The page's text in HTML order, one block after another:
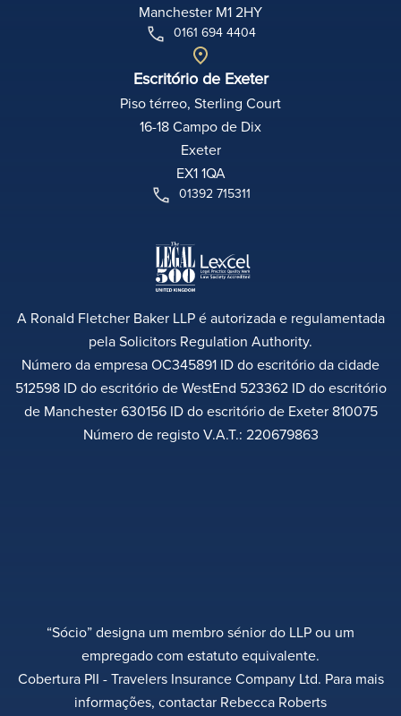
Manchester M1 2HY
0161 694 4404
Escritório de Exeter
Piso térreo, Sterling Court
16-18 Campo de Dix
Exeter
EX1 1QA
01392 715311
A Ronald Fletcher Baker LLP é autorizada e regulamentada
pela Solicitors Regulation Authority.
Número da empresa OC345891 ID do escritório da cidade
512598 ID do escritório de WestEnd 523362 ID do escritório
de Manchester 630156 ID do escritório de Exeter 810075
Número de registo V.A.T.: 220679863
“Sócio” designa um membro sénior do LLP ou um
empregado com estatuto equivalente.
Cobertura PII - Travelers Insurance Company Ltd. Para mais
informações, contactar Rebecca Roberts